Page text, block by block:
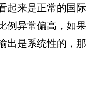
起来是正常的国际
例异常偏高，如果
出是系统性的，那